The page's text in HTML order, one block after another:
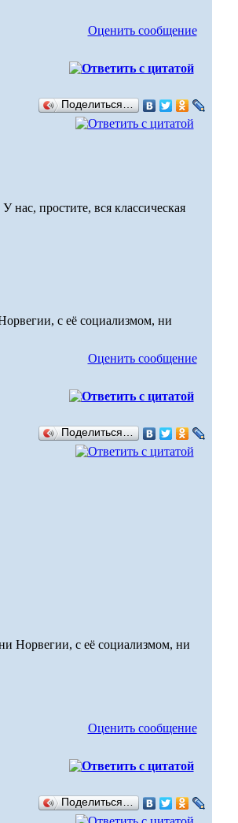
Оценить сообщение
Поделиться…
У нас, простите, вся классическая
с её социализмом, ни
Оценить сообщение
Поделиться…
Норвегии, с её социализмом, ни
Оценить сообщение
Поделиться…